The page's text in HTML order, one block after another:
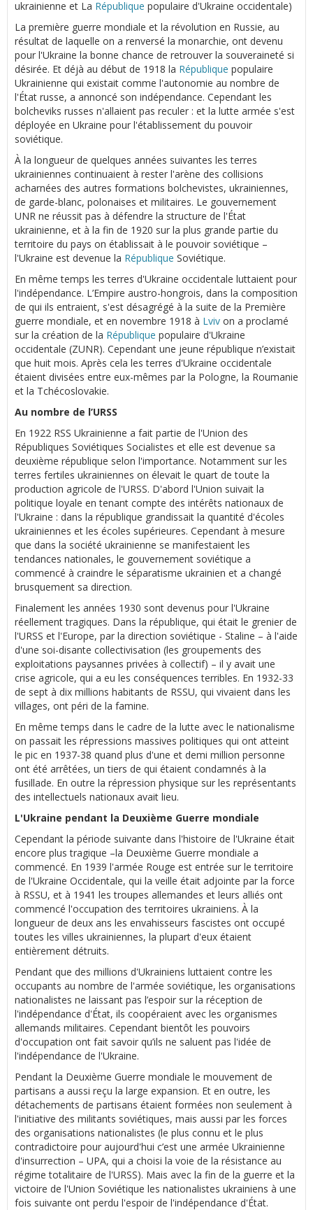
ukrainienne et La République populaire d'Ukraine occidentale)
La première guerre mondiale et la révolution en Russie, au
résultat de laquelle on a renversé la monarchie, ont devenu
pour l'Ukraine la bonne chance de retrouver la souveraineté si
désirée. Et déjà au début de 1918 la République populaire
Ukrainienne qui existait comme l'autonomie au nombre de
l'État russe, a annoncé son indépendance. Cependant les
bolcheviks russes n'allaient pas reculer : et la lutte armée s'est
déployée en Ukraine pour l'établissement du pouvoir
soviétique.
À la longueur de quelques années suivantes les terres
ukrainiennes continuaient à rester l'arène des collisions
acharnées des autres formations bolchevistes, ukrainiennes,
de garde-blanc, polonaises et militaires. Le gouvernement
UNR ne réussit pas à défendre la structure de l'État
ukrainienne, et à la fin de 1920 sur la plus grande partie du
territoire du pays on établissait à le pouvoir soviétique –
l'Ukraine est devenue la République Soviétique.
En même temps les terres d'Ukraine occidentale luttaient pour
l'indépendance. L’Empire austro-hongrois, dans la composition
de qui ils entraient, s'est désagrégé à la suite de la Première
guerre mondiale, et en novembre 1918 à Lviv on a proclamé
sur la création de la République populaire d'Ukraine
occidentale (ZUNR). Cependant une jeune république n’existait
que huit mois. Après cela les terres d'Ukraine occidentale
étaient divisées entre eux-mêmes par la Pologne, la Roumanie
et la Tchécoslovakie.
Au nombre de l’URSS
En 1922 RSS Ukrainienne a fait partie de l'Union des
Républiques Soviétiques Socialistes et elle est devenue sa
deuxième république selon l'importance. Notamment sur les
terres fertiles ukrainiennes on élevait le quart de toute la
production agricole de l'URSS. D'abord l'Union suivait la
politique loyale en tenant compte des intérêts nationaux de
l'Ukraine : dans la république grandissait la quantité d'écoles
ukrainiennes et les écoles supérieures. Cependant à mesure
que dans la société ukrainienne se manifestaient les
tendances nationales, le gouvernement soviétique a
commencé à craindre le séparatisme ukrainien et a changé
brusquement sa direction.
Finalement les années 1930 sont devenus pour l'Ukraine
réellement tragiques. Dans la république, qui était le grenier de
l'URSS et l'Europe, par la direction soviétique - Staline – à l'aide
d'une soi-disante collectivisation (les groupements des
exploitations paysannes privées à collectif) – il y avait une
crise agricole, qui a eu les conséquences terribles. En 1932-33
de sept à dix millions habitants de RSSU, qui vivaient dans les
villages, ont péri de la famine.
En même temps dans le cadre de la lutte avec le nationalisme
on passait les répressions massives politiques qui ont atteint
le pic en 1937-38 quand plus d'une et demi million personne
ont été arrêtées, un tiers de qui étaient condamnés à la
fusillade. En outre la répression physique sur les représentants
des intellectuels nationaux avait lieu.
L'Ukraine pendant la Deuxième Guerre mondiale
Cependant la période suivante dans l'histoire de l'Ukraine était
encore plus tragique –la Deuxième Guerre mondiale a
commencé. En 1939 l'armée Rouge est entrée sur le territoire
de l'Ukraine Occidentale, qui la veille était adjointe par la force
à RSSU, et à 1941 les troupes allemandes et leurs alliés ont
commencé l'occupation des territoires ukrainiens. À la
longueur de deux ans les envahisseurs fascistes ont occupé
toutes les villes ukrainiennes, la plupart d'eux étaient
entièrement détruits.
Pendant que des millions d'Ukrainiens luttaient contre les
occupants au nombre de l'armée soviétique, les organisations
nationalistes ne laissant pas l’espoir sur la réception de
l'indépendance d'État, ils coopéraient avec les organismes
allemands militaires. Cependant bientôt les pouvoirs
d'occupation ont fait savoir qu’ils ne saluent pas l'idée de
l'indépendance de l'Ukraine.
Pendant la Deuxième Guerre mondiale le mouvement de
partisans a aussi reçu la large expansion. Et en outre, les
détachements de partisans étaient formées non seulement à
l'initiative des militants soviétiques, mais aussi par les forces
des organisations nationalistes (le plus connu et le plus
contradictoire pour aujourd'hui c’est une armée Ukrainienne
d'insurrection – UPA, qui a choisi la voie de la résistance au
régime totalitaire de l'URSS). Mais avec la fin de la guerre et la
victoire de l'Union Soviétique les nationalistes ukrainiens à une
fois suivante ont perdu l'espoir de l'indépendance d'État.